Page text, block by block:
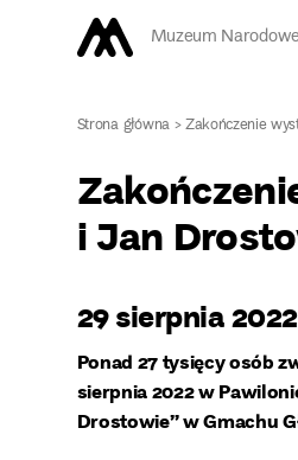
Muzeum
Strona główna>Zakończenie
i Jan
29 sierpnia 2022
Ponad 27 tysięcy osób
sierpnia 2022 w
Drostowie” w Gmachu